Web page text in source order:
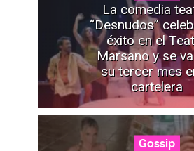
La comedia
“Desnudos”
éxito en el
Marsano y se
su tercer mes
cartelera
Gossip